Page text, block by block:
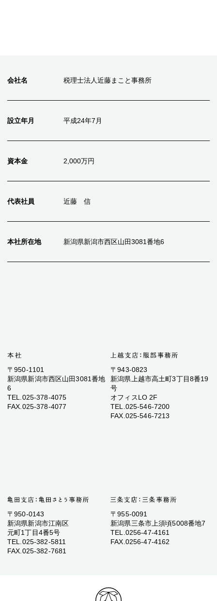
会社名 税理士法人近藤まこと事務所
設立年月 平成24年7月
資本金 2,000万円
代表社員 近藤 信
本社所在地 新潟県新潟市西区山田3081番地6
〒950-1101
新潟県新潟市西区山田3081番地
6
TEL.025-378-4075
FAX.025-378-4077
〒943-0823
新潟県上越市高土町3丁目8番19
号
オフィスLO 2F
TEL.025-546-7200
FAX.025-546-7213
〒950-0143
新潟県新潟市江南区
元町1丁目4番5号
TEL.025-382-5811
FAX.025-382-7681
〒955-0091
新潟県三条市上須頃5008番地7
TEL.0256-47-4161
FAX.0256-47-4162